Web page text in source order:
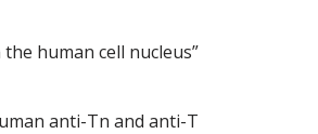
human cell nucleus”
anti-Tn and anti-T